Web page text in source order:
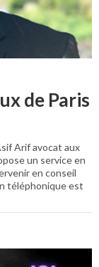
de Paris
Arif avocat aux
un service en
en conseil
téléphonique est